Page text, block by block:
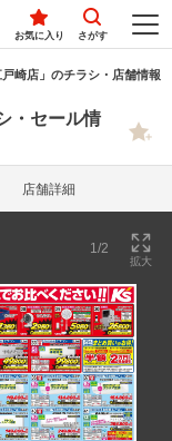
お気に入り さがす
戸崎店」のチラシ・店舗情報
・セール情
店舗詳細
1/2
拡大